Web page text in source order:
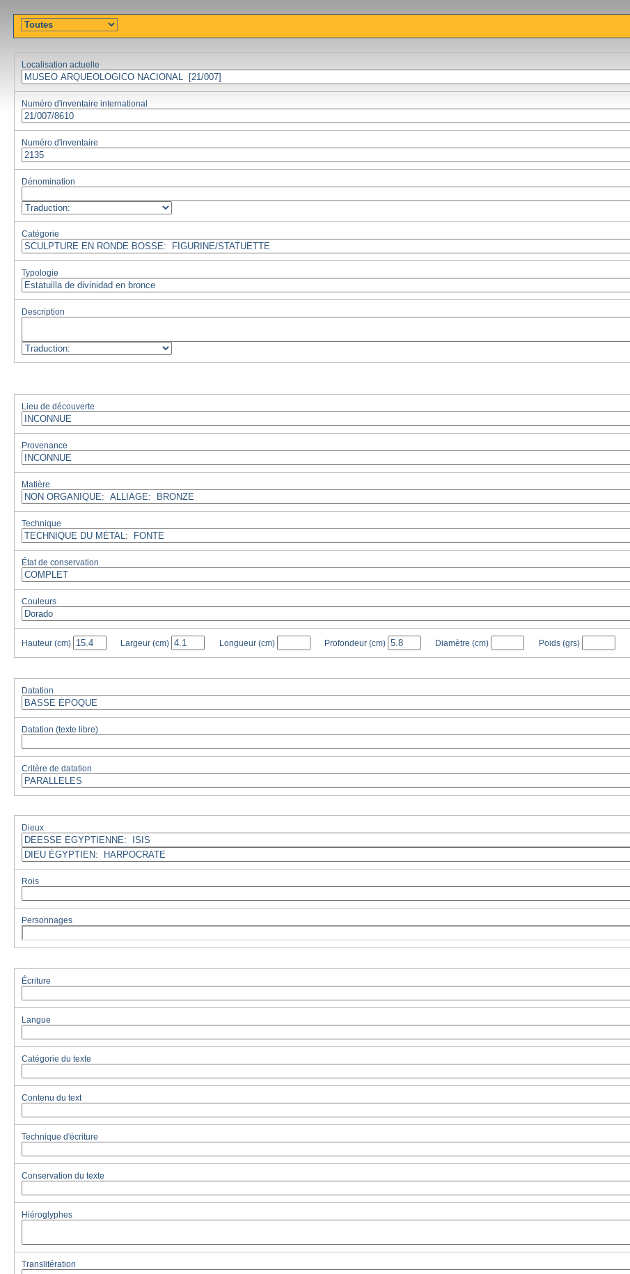
Localisation actuelle
Numéro d'inventaire international
Numéro d'inventaire
Dénomination
Catégorie
Typologie
Description
Lieu de découverte
Provenance
Matière
Technique
État de conservation
Couleurs
Hauteur (cm) Largeur (cm) Longueur(cm) Profondeur(cm) Diamètre (cm) Poids(grs)
Datation
Datation (texte libre)
Critère de datation
Dieux
Rois
Personnages
Écriture
Langue
Catégorie du texte
Contenu du text
Technique d'écriture
Conservation du texte
Hiéroglyphes
Translitération